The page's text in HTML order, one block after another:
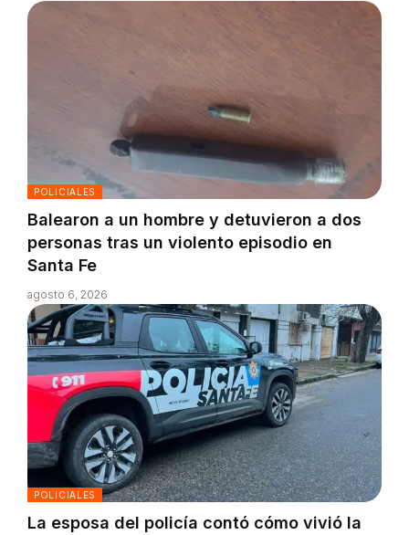
POLICIALES
Balearon a un hombre y detuvieron a dos
personas tras un violento episodio en
Santa Fe
agosto 6, 2026
POLICIALES
La esposa del policía contó cómo vivió la